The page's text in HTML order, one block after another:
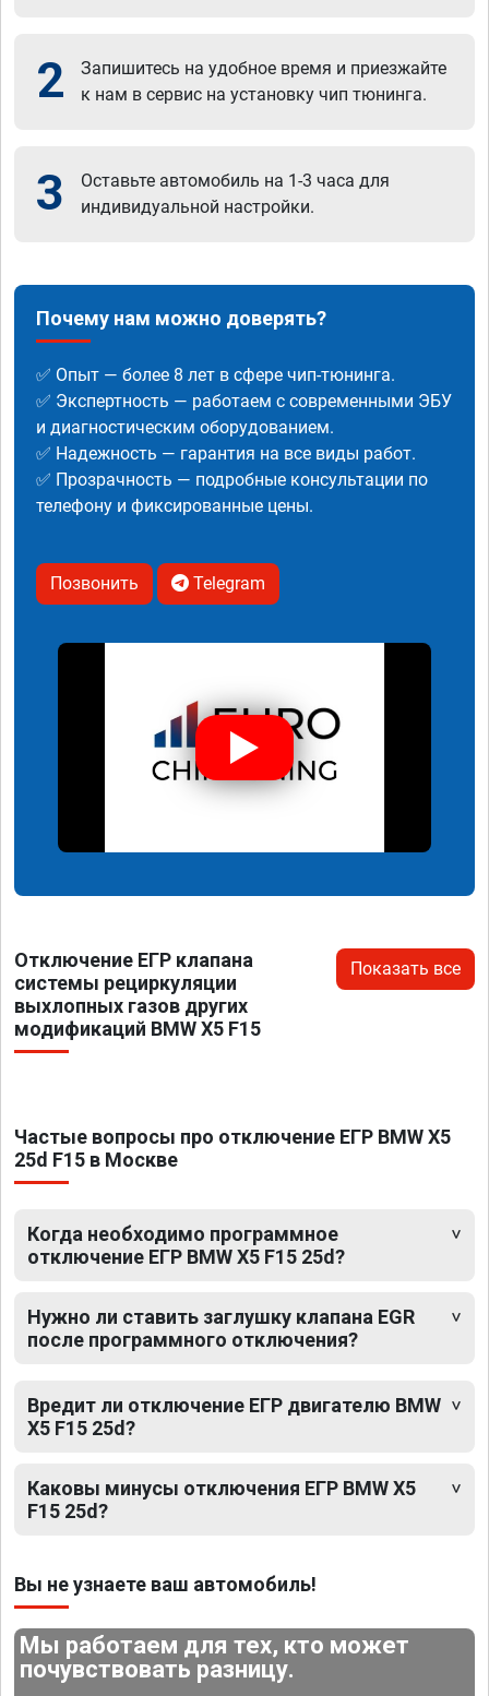
2
Запишитесь на удобное время и приезжайте
к нам в сервис на установку чип тюнинга.
3
Оставьте автомобиль на 1-3 часа для
индивидуальной настройки.
Почему нам можно доверять?
✅ Опыт — более 8 лет в сфере чип-тюнинга.
✅ Экспертность — работаем с современными ЭБУ
и диагностическим оборудованием.
✅ Надежность — гарантия на все виды работ.
✅ Прозрачность — подробные консультации по
телефону и фиксированные цены.
Позвонить Telegram
Отключение ЕГР клапана
системы рециркуляции
выхлопных газов других
модификаций BMW X5 F15
Показать все
Частые вопросы про отключение ЕГР BMW X5
25d F15 в Москве
Когда необходимо программное
отключение ЕГР BMW X5 F15 25d?
Нужно ли ставить заглушку клапана EGR
после программного отключения?
Вредит ли отключение ЕГР двигателю BMW
X5 F15 25d?
Каковы минусы отключения ЕГР BMW X5
F15 25d?
Вы не узнаете ваш автомобиль!
Мы работаем для тех, кто может
почувствовать разницу.